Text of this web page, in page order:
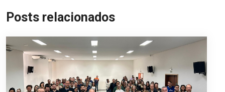
Posts relacionados